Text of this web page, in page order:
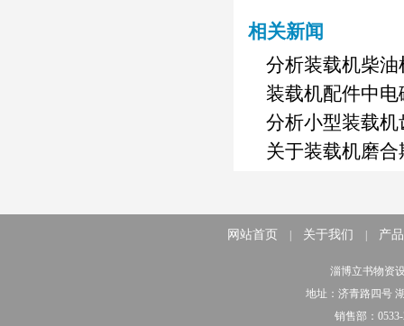
相关新闻
分析装载机柴
装载机配件中
分析小型装载
关于装载机磨
网站首页 关于我们 产
淄博立书物资
地址：济青路四号
销售部：